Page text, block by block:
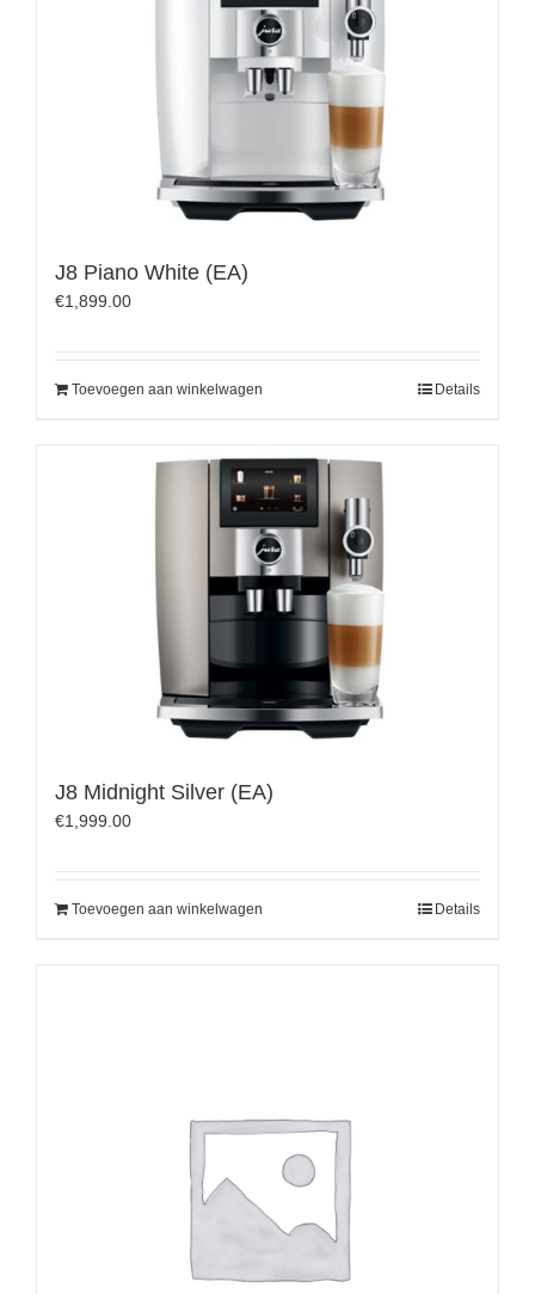
J8 Piano White (EA)
€1,899.00
Toevoegen aan winkelwagen Details
J8 Midnight Silver (EA)
€1,999.00
Toevoegen aan winkelwagen Details